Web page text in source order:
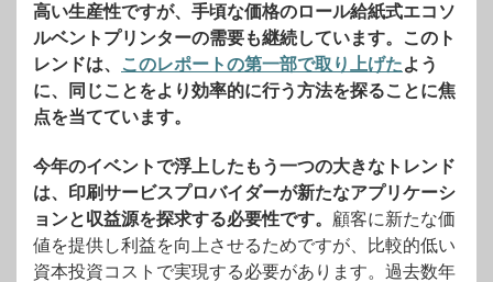
高い生産性ですが、手頃な価格のロール給紙式エコソ
ルベントプリンターの需要も継続しています。このト
レンドは、
このレポートの第一部で取り上げたよう
に、同じことをより効率的に行う方法を探ることに焦
点を当てています。
今年のイベントで浮上したもう一つの大きなトレンド
は、印刷サービスプロバイダーが新たなアプリケーシ
ョンと収益源を探求する必要性です。 顧客に新たな価
値を提供し利益を向上させるためですが、比較的低い
資本投資コストで実現する必要があります。過去数年